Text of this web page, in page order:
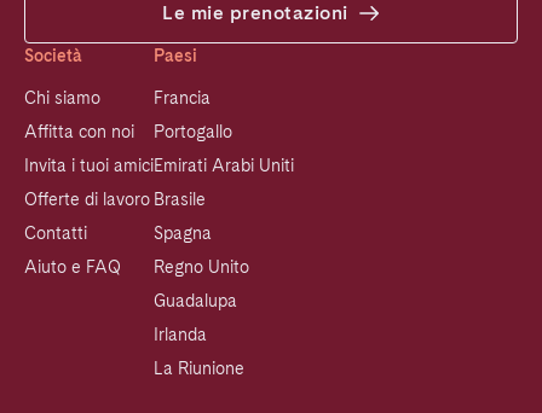
Le mie prenotazioni
Società
Chi siamo
Affitta con noi
Invita i tuoi amici
Offerte di lavoro
Contatti
Aiuto e FAQ
Paesi
Francia
Portogallo
Emirati Arabi Uniti
Brasile
Spagna
Regno Unito
Guadalupa
Irlanda
La Riunione